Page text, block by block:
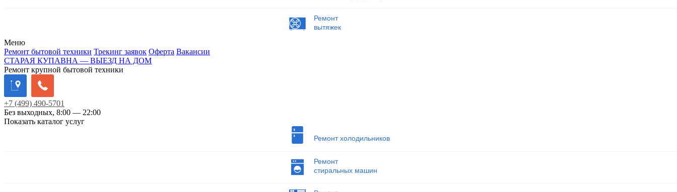
Ремонт
вытяжек
Меню
Ремонт бытовой техники Трекинг заявок Оферта Вакансии
СТАРАЯ КУПАВНА — ВЫЕЗД НА ДОМ
Ремонт крупной бытовой техники
+7 (499) 490-5701
Без выходных, 8:00 — 22:00
Показать каталог услуг
Ремонт холодильников
Ремонт
стиральных машин